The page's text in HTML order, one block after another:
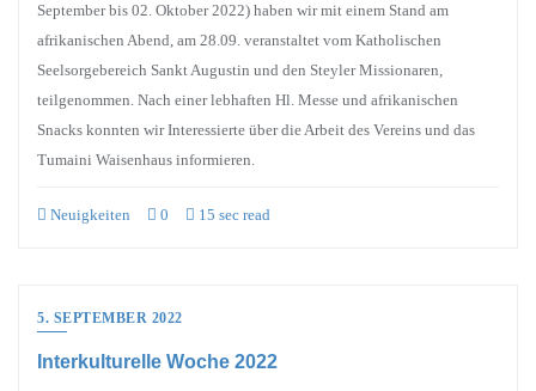
September bis 02. Oktober 2022) haben wir mit einem Stand am
afrikanischen Abend, am 28.09. veranstaltet vom Katholischen
Seelsorgebereich Sankt Augustin und den Steyler Missionaren,
teilgenommen. Nach einer lebhaften Hl. Messe und afrikanischen
Snacks konnten wir Interessierte über die Arbeit des Vereins und das
Tumaini Waisenhaus informieren.
Neuigkeiten 0 15 sec read
5. SEPTEMBER 2022
Interkulturelle Woche 2022